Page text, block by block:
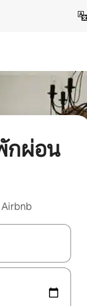
กผ่อน
เพื่อสำรวจผลการค้นห